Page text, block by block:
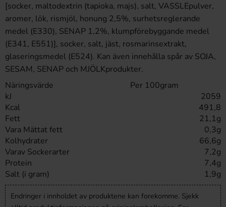
[socker, maltodextrin (tapioka, majs), salt, VASSLEpulver,
aromer, lök, rismjöl, honung 2,5%, surhetsreglerande
medel (E330), SENAP 1,2%, klumpförebyggande medel
(E341, E551)], socker, salt, jäst, rosmarinsextrakt,
glaseringsmedel (E524). Kan även innehålla spår av SOJA,
SESAM, SENAP och MJÖLKprodukter.
Näringsvärde
Per 100gram
kJ
2059
Kcal
491,8
Fett
21,1g
Vara Mättat fett
0,3g
Kolhydrater
66,6g
Varav Sockerarter
7,2g
Protein
7,4g
Salt (i gram)
1,9g
Endringer i innholdet av produktene kan forekomme. Sjekk